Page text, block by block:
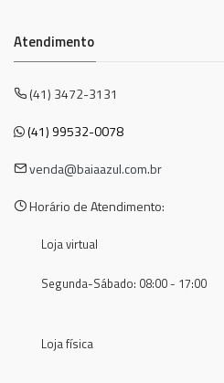
Atendimento
(41) 3472-3131
(41) 99532-0078
venda@baiaazul.com.br
Horário de Atendimento:
Loja virtual
Segunda-Sábado: 08:00 - 17:00
Loja física